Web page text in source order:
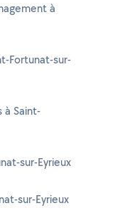
à
Fortunat-sur-
à Saint-
sur-Eyrieux
sur-Eyrieux